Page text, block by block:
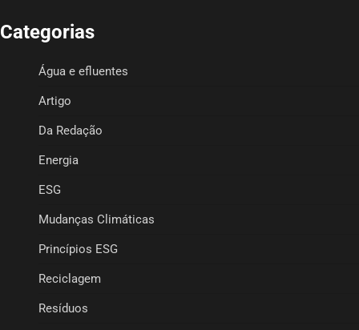
Categorias
Água e efluentes
Artigo
Da Redação
Energia
ESG
Mudanças Climáticas
Princípios ESG
Reciclagem
Resíduos